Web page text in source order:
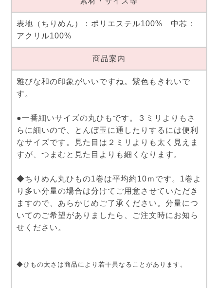
表地（ちりめん）：ポリエステル100% 中芯：
アクリル100%
商品案内
雅びな和の印象がいいですね。紫色もきれいで
す。
●一番細いサイズの丸ひもです。３ミリよりもさ
らに細いので、とんぼ玉に通したりするには便利
なサイズです。見た目は２ミリよりも太く見えま
すが、つまむと見た目よりも細くなります。
◆ちりめん丸ひもの1巻は平均約10ｍです。1巻よ
り多い分量の場合は分けてご用意させていただき
ますので、あらかじめご了承ください。分量につ
いてのご希望がありましたら、ご注文時にお知ら
せください。
◆ひもの太さは商品により若干異なることがあります。